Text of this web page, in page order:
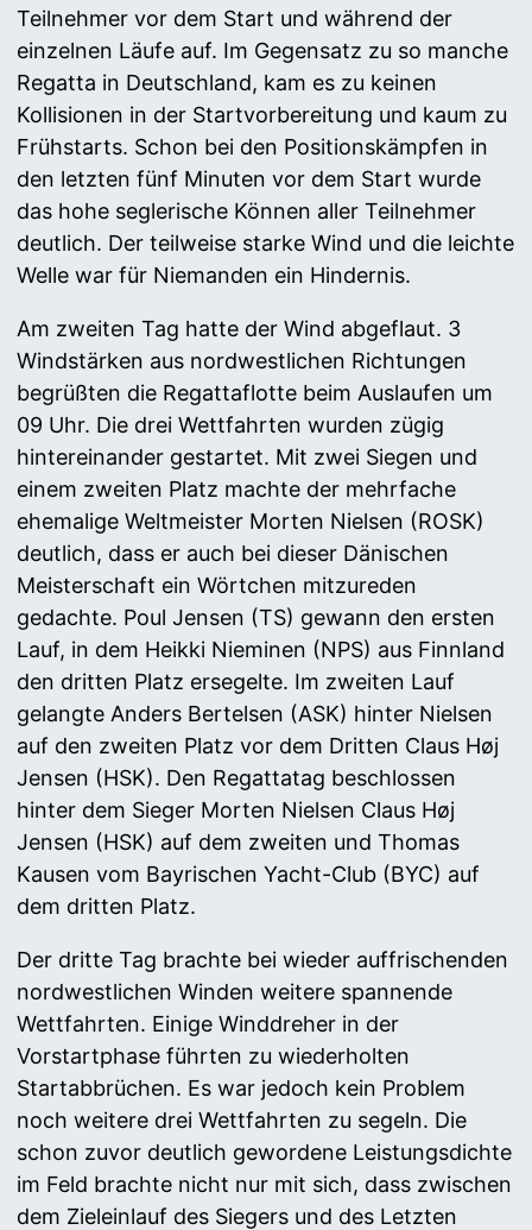
Teilnehmer vor dem Start und während der
einzelnen Läufe auf. Im Gegensatz zu so manche
Regatta in Deutschland, kam es zu keinen
Kollisionen in der Startvorbereitung und kaum zu
Frühstarts. Schon bei den Positionskämpfen in
den letzten fünf Minuten vor dem Start wurde
das hohe seglerische Können aller Teilnehmer
deutlich. Der teilweise starke Wind und die leichte
Welle war für Niemanden ein Hindernis.
Am zweiten Tag hatte der Wind abgeflaut. 3
Windstärken aus nordwestlichen Richtungen
begrüßten die Regattaflotte beim Auslaufen um
09 Uhr. Die drei Wettfahrten wurden zügig
hintereinander gestartet. Mit zwei Siegen und
einem zweiten Platz machte der mehrfache
ehemalige Weltmeister Morten Nielsen (ROSK)
deutlich, dass er auch bei dieser Dänischen
Meisterschaft ein Wörtchen mitzureden
gedachte. Poul Jensen (TS) gewann den ersten
Lauf, in dem Heikki Nieminen (NPS) aus Finnland
den dritten Platz ersegelte. Im zweiten Lauf
gelangte Anders Bertelsen (ASK) hinter Nielsen
auf den zweiten Platz vor dem Dritten Claus Høj
Jensen (HSK). Den Regattatag beschlossen
hinter dem Sieger Morten Nielsen Claus Høj
Jensen (HSK) auf dem zweiten und Thomas
Kausen vom Bayrischen Yacht-Club (BYC) auf
dem dritten Platz.
Der dritte Tag brachte bei wieder auffrischenden
nordwestlichen Winden weitere spannende
Wettfahrten. Einige Winddreher in der
Vorstartphase führten zu wiederholten
Startabbrüchen. Es war jedoch kein Problem
noch weitere drei Wettfahrten zu segeln. Die
schon zuvor deutlich gewordene Leistungsdichte
im Feld brachte nicht nur mit sich, dass zwischen
dem Zieleinlauf des Siegers und des Letzten